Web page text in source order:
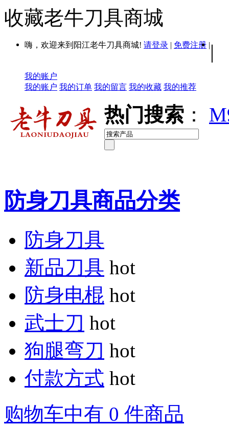
收藏老牛刀具商城
嗨，欢迎来到阳江老牛刀具商城! 请登录 | 免费注册 | |
我的账户
我的账户 我的订单 我的留言 我的收藏 我的推荐
热门搜索 ：
防身刀具商品分类
防身刀具
新品刀具 hot
防身电棍 hot
武士刀 hot
狗腿弯刀 hot
付款方式 hot
购物车中有 0 件商品